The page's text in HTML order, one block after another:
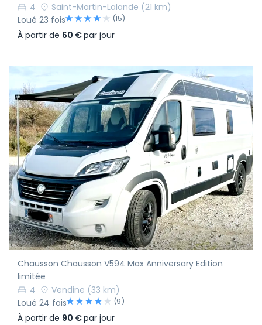
4
Saint-Martin-Lalande (21 km)
Loué 23 fois
(15)
À partir de 60 €par jour
Chausson Chausson V594 Max Anniversary Edition
limitée
4
Vendine (33 km)
Loué 24 fois
(9)
À partir de 90 €par jour